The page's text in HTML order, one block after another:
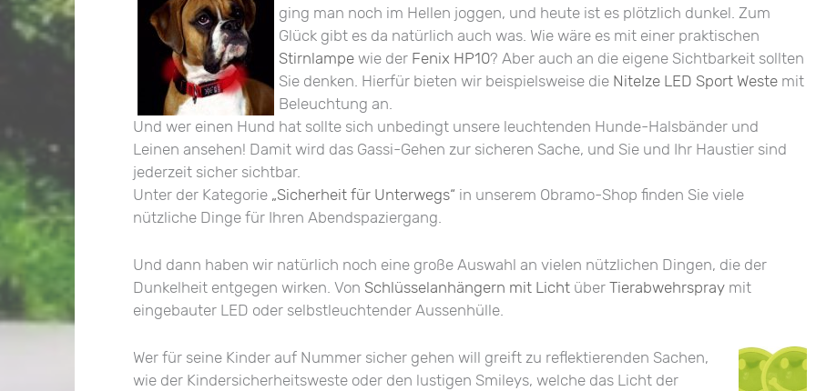
ging man noch im Hellen joggen, und heute ist es plötzlich dunkel. Zum
Glück gibt es da natürlich auch was. Wie wäre es mit einer praktischen
Stirnlampe wie der Fenix HP10? Aber auch an die eigene Sichtbarkeit sollten
Sie denken. Hierfür bieten wir beispielsweise die NiteIze LED Sport Weste mit
Beleuchtung an.
Und wer einen Hund hat sollte sich unbedingt unsere leuchtenden Hunde-Halsbänder und
Leinen ansehen! Damit wird das Gassi-Gehen zur sicheren Sache, und Sie und Ihr Haustier sind
jederzeit sicher sichtbar.
Unter der Kategorie „Sicherheit für Unterwegs“ in unserem Obramo-Shop finden Sie viele
nützliche Dinge für Ihren Abendspaziergang.
Und dann haben wir natürlich noch eine große Auswahl an vielen nützlichen Dingen, die der
Dunkelheit entgegen wirken. Von Schlüsselanhängern mit Licht über Tierabwehrspray mit
eingebauter LED oder selbstleuchtender Aussenhülle.
Wer für seine Kinder auf Nummer sicher gehen will greift zu reflektierenden Sachen,
wie der Kindersicherheitsweste oder den lustigen Smileys, welche das Licht der